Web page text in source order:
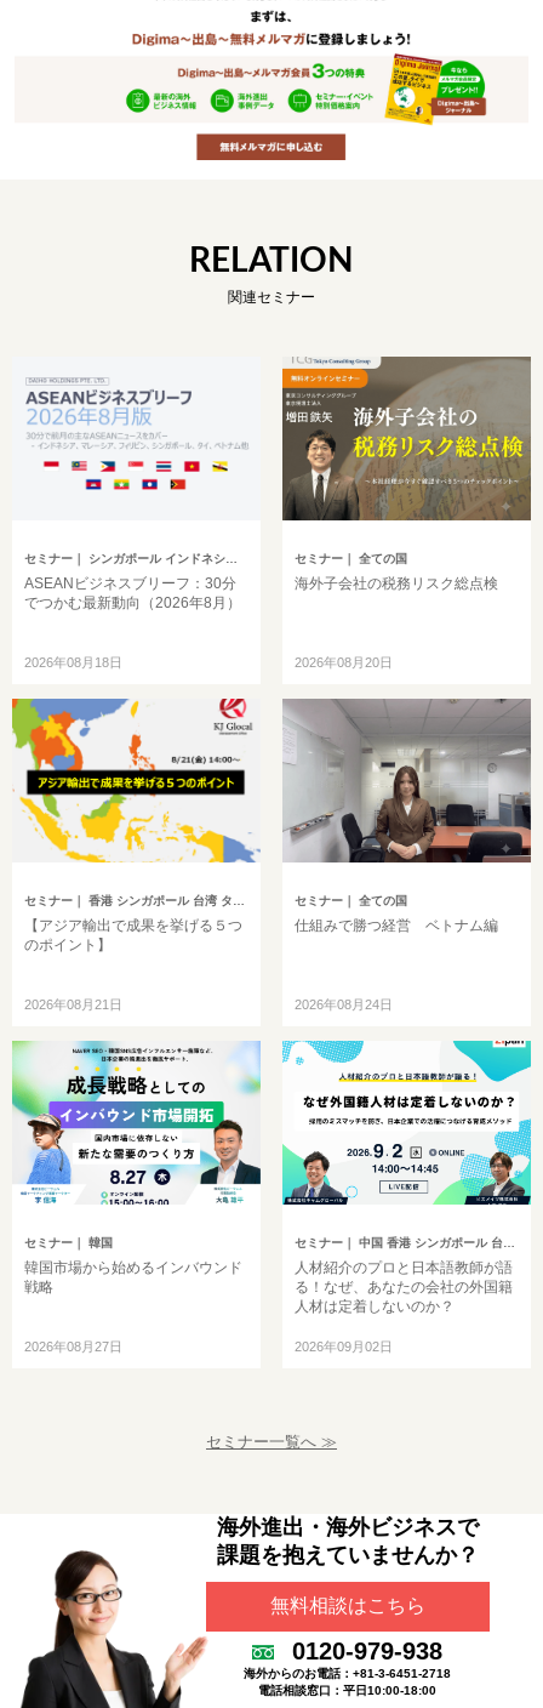
RELATION
関連セミナー
セミナー ｜ シンガポール インドネシア ベトナム タイ フィリピン マレーシア ミャンマー カンボジア その他アジア
ASEANビジネスブリーフ：30分
でつかむ最新動向（2026年8月）
2026年08月18日
セミナー｜ 全ての国
海外子会社の税務リスク総点検
2026年08月20日
セミナー ｜ 香港 シンガポール 台湾 タイ マレーシア
【アジア輸出で成果を挙げる５つ
のポイント】
2026年08月21日
セミナー｜ 全ての国
仕組みで勝つ経営 ベトナム編
2026年08月24日
セミナー ｜ 韓国
韓国市場から始めるインバウンド
戦略
2026年08月27日
セミナー｜ 中国 香港 シンガポール 台湾 インドネシア 韓国 ベトナム タイ フィリピン マレーシア インド ミャンマー バングラデシュ カンボジア モンゴル その他アジア イギリス ドイツ トルコ ヨーロッパ 中東 アメリカ ブラジル 中南米 オセアニア アフリカ ロシア その他英語圏
人材紹介のプロと日本語教師が語
る！なぜ、あなたの会社の外国籍
人材は定着しないのか？
2026年09月02日
セミナー一覧へ ≫
海外進出・海外ビジネスで
課題を抱えていませんか？
無料相談はこちら
0120-979-938
海外からのお電話：+81-3-6451-2718
電話相談窓口：平日10:00-18:00